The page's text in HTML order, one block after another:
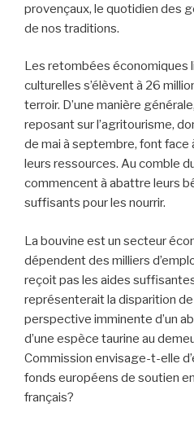
provençaux, le quotidien des
de nos traditions.
Les retombées économiques
culturelles s’élèvent à 26
terroir. D’une manière
reposant sur l’agritourisme,
de mai à septembre, font face
leurs ressources. Au comble
commencent à abattre leurs
suffisants pour les nourrir.
La bouvine est un secteur
dépendent des milliers
reçoit pas les aides
représenterait la disparition
perspective imminente d’un
d’une espèce taurine au
Commission envisage-t-elle
fonds européens de soutien
français?